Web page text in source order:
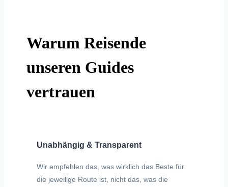
Warum Reisende
unseren Guides
vertrauen
Unabhängig & Transparent
Wir empfehlen das, was wirklich das Beste für
die jeweilige Route ist, nicht das, was die